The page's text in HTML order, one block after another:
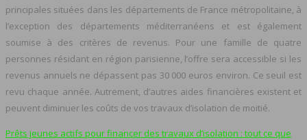
principales situées dans les départements de France métropolitaine, à
l’exception des départements méditerranéens et est également
soumise à des critères de revenus. Pour une famille de quatre
personnes résidant en région parisienne, l’offre sera accessible si les
revenus annuels ne dépassent pas 30 000 euros environ. Ce seuil est
revu chaque année. Autrement, d’autres aides financières existent et
peuvent diminuer les coûts de vos travaux d’isolation de moitié.
Prêts jeunes actifs pour financer des travaux d’isolation : tout ce que